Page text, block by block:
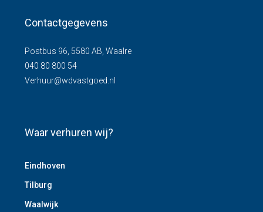
Contactgegevens
Postbus 96, 5580 AB, Waalre
040 80 800 54
Verhuur@wdvastgoed.nl
Waar verhuren wij?
Eindhoven
Tilburg
Waalwijk